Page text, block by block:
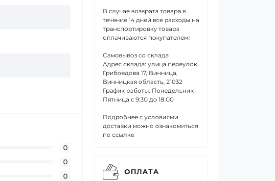
0
0
0
В случае возврата товара в
течение 14 дней все расходы на
транспортировку товара
оплачиваются покупателем!
Самовывоз со склада
Адрес склада: улица переулок
Грибоедова 17, Винница,
Винницкая область, 21032
График работы: Понедельник –
Пятница с 9:30 до 18:00
Подробнее с условиями
доставки можно ознакомиться
по ссылке
ОПЛАТА